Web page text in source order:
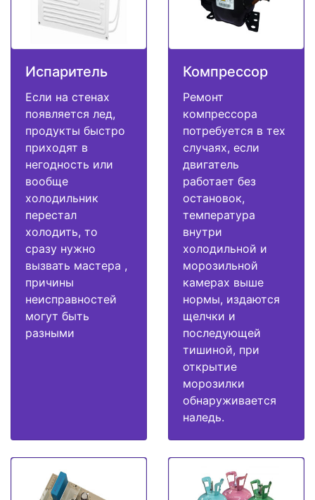
Испаритель
Если на стенах
появляется лед,
продукты быстро
приходят в
негодность или
вообще
холодильник
перестал
холодить, то
сразу нужно
вызвать мастера ,
причины
неисправностей
могут быть
разными
Компрессор
Ремонт
компрессора
потребуется в тех
случаях, если
двигатель
работает без
остановок,
температура
внутри
холодильной и
морозильной
камерах выше
нормы, издаются
щелчки и
последующей
тишиной, при
открытие
морозилки
обнаруживается
наледь.